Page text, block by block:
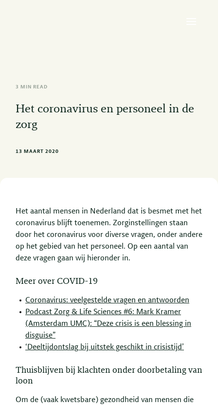
3 MIN READ
Het coronavirus en personeel in de
zorg
13 MAART 2020
Het aantal mensen in Nederland dat is besmet met het
coronavirus blijft toenemen. Zorginstellingen staan
door het coronavirus voor diverse vragen, onder andere
op het gebied van het personeel. Op een aantal van
deze vragen gaan wij hieronder in.
Meer over COVID-19
Coronavirus: veelgestelde vragen en antwoorden
Podcast Zorg & Life Sciences #6: Mark Kramer
(Amsterdam UMC): “Deze crisis is een blessing in
disguise”
‘Deeltijdontslag bij uitstek geschikt in crisistijd’
Thuisblijven bij klachten onder doorbetaling van
loon
Om de (vaak kwetsbare) gezondheid van mensen die